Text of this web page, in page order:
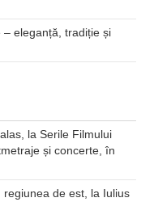
eleganță, tradiție și
la Serile Filmului
și concerte, în
de est, la Iulius